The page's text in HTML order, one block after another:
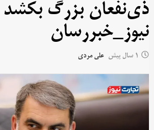
ذی‌نفعان بزرگ
نیوز_خبررسان
1 سال پیش علی مردی